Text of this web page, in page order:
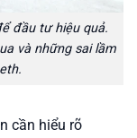
đầu tư hiệu quả.
và những sai lầm
cần hiểu rõ